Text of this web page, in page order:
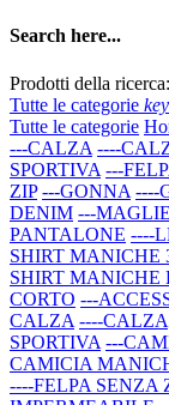
Search here...
Prodotti della ricerca:
Tutte le categorie
Tutte le categorie
---CALZA ----
SPORTIVA ---
ZIP ---GONNA ----
DENIM ---
PANTALONE ----
SHIRT MANICHE
SHIRT MANICHE
CORTO ---
CALZA ----CALZA
SPORTIVA ---
CAMICIA
----FELPA SENZA